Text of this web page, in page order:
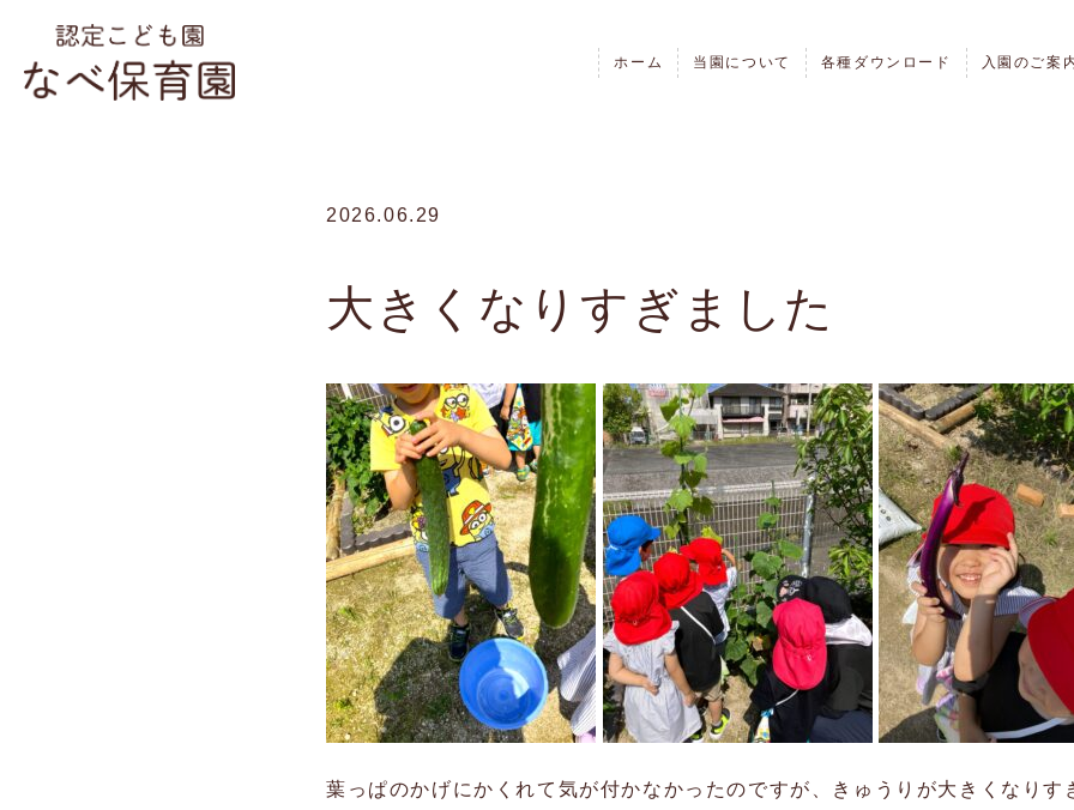
ホーム 当園について 各種ダウンロード 入園のご案
2026.06.29
大きくなりすぎました
葉っぱのかげにかくれて気が付かなかったのですが、きゅうりが大きくなりす